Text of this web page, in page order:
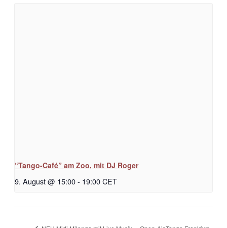
“Tango-Café” am Zoo, mit DJ Roger
9. August @ 15:00- 19:00CET